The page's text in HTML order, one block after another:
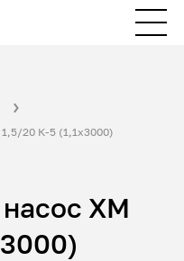
20 К-5 (1,1х3000)
ХМ